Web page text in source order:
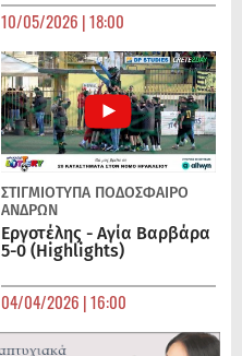
10/05/2026 | 18:00
ΣΤΙΓΜΙΟΤΥΠΑ ΠΟΔΌΣΦΑΙΡΟ
ΑΝΔΡΏΝ
Εργοτέλης - Αγία Βαρβάρα
5-0 (Highlights)
04/04/2026 | 16:00